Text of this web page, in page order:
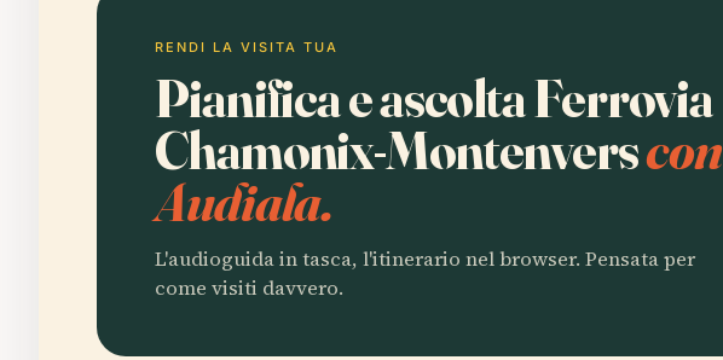
RENDI LA VISITA TUA
Pianifica e ascolta Ferrovia
Chamonix-Montenverscon
Audiala.
L'audioguida in tasca, l'itinerario nel browser. Pensata per
come visiti davvero.